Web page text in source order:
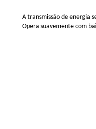
A transmissão de energia
Opera suavemente com